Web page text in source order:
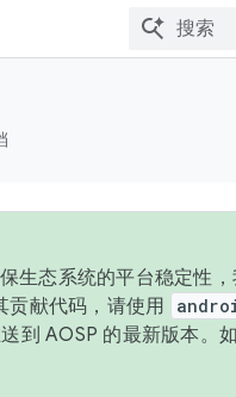
生态系统的平台稳定性
贡献代码，请使用
到 AOSP 的最新版本。